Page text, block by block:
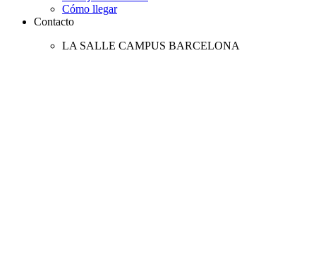
Cómo llegar
Contacto
LA SALLE CAMPUS BARCELONA